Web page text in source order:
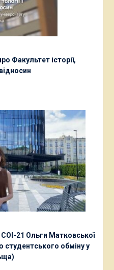
Факультет історії,
21 Ольги Матковської
студентського обміну у